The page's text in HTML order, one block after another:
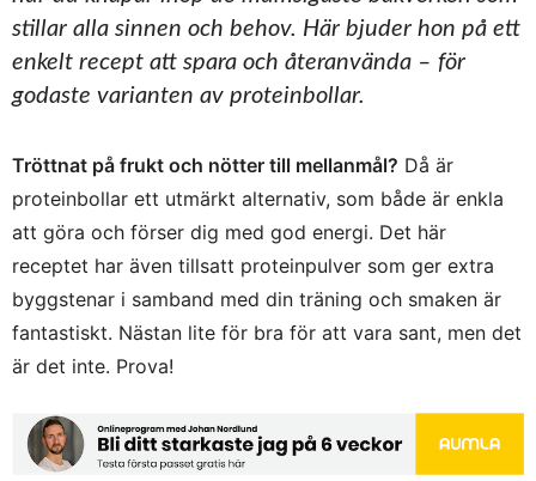
stillar alla sinnen och behov. Här bjuder hon på ett
enkelt recept att spara och återanvända – för
godaste varianten av proteinbollar.
Tröttnat på frukt och nötter till mellanmål? Då är
proteinbollar ett utmärkt alternativ, som både är enkla
att göra och förser dig med god energi. Det här
receptet har även tillsatt proteinpulver som ger extra
byggstenar i samband med din träning och smaken är
fantastiskt. Nästan lite för bra för att vara sant, men det
är det inte. Prova!